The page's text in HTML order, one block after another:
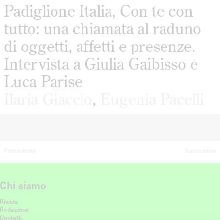
Padiglione Italia, Con te con
tutto: una chiamata al raduno
di oggetti, affetti e presenze.
Intervista a Giulia Gaibisso e
Luca Parise
,
Chi siamo
Rivista
Redazione
Contatti